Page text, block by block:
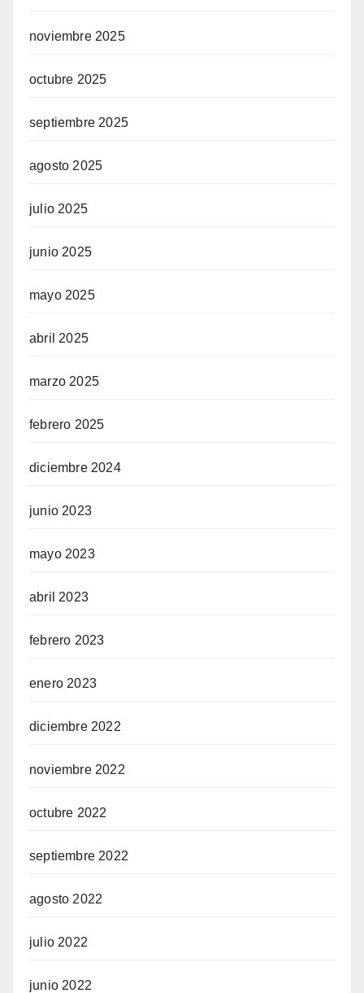
noviembre 2025
octubre 2025
septiembre 2025
agosto 2025
julio 2025
junio 2025
mayo 2025
abril 2025
marzo 2025
febrero 2025
diciembre 2024
junio 2023
mayo 2023
abril 2023
febrero 2023
enero 2023
diciembre 2022
noviembre 2022
octubre 2022
septiembre 2022
agosto 2022
julio 2022
junio 2022